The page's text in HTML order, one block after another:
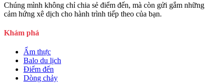
Chúng mình không chỉ chia sẻ điểm đến, mà còn gửi gắm những
cảm hứng xê dịch cho hành trình tiếp theo của bạn.
Khám phá
Ẩm thực
Balo du lịch
Điểm đến
Dòng chảy